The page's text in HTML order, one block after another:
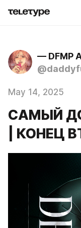
— DFMP
May 14, 2025
САМЫЙ
| КОНЕЦ